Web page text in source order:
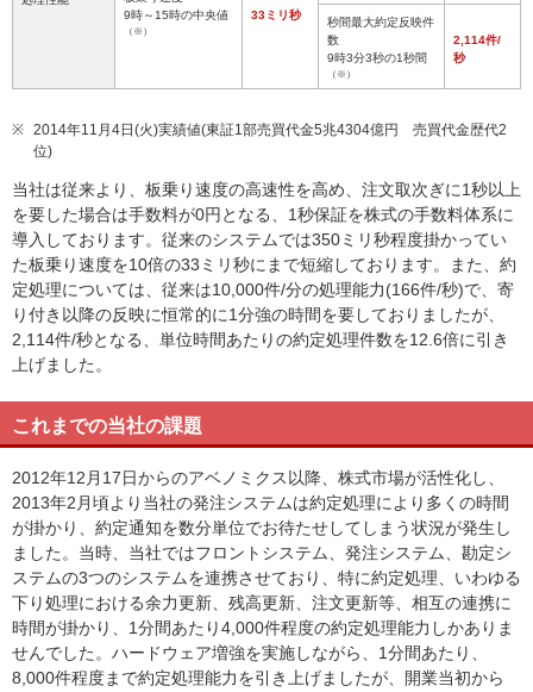
9時～15時の中央値
（※）
33ミリ秒
秒間最大約定反映件
数
9時3分3秒の1秒間
（※）
2,114件/
秒
※ 2014年11月4日(火)実績値(東証1部売買代金5兆4304億円 売買代金歴代2
位)
当社は従来より、板乗り速度の高速性を高め、注文取次ぎに1秒以上
を要した場合は手数料が0円となる、1秒保証を株式の手数料体系に
導入しております。従来のシステムでは350ミリ秒程度掛かってい
た板乗り速度を10倍の33ミリ秒にまで短縮しております。また、約
定処理については、従来は10,000件/分の処理能力(166件/秒)で、寄
り付き以降の反映に恒常的に1分強の時間を要しておりましたが、
2,114件/秒となる、単位時間あたりの約定処理件数を12.6倍に引き
上げました。
これまでの当社の課題
2012年12月17日からのアベノミクス以降、株式市場が活性化し、
2013年2月頃より当社の発注システムは約定処理により多くの時間
が掛かり、約定通知を数分単位でお待たせしてしまう状況が発生し
ました。当時、当社ではフロントシステム、発注システム、勘定シ
ステムの3つのシステムを連携させており、特に約定処理、いわゆる
下り処理における余力更新、残高更新、注文更新等、相互の連携に
時間が掛かり、1分間あたり4,000件程度の約定処理能力しかありま
せんでした。ハードウェア増強を実施しながら、1分間あたり、
8,000件程度まで約定処理能力を引き上げましたが、開業当初から